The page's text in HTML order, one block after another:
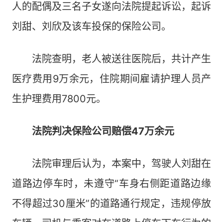
人的配偶及三名子女遂向法院提起诉讼，起诉
刘甜、刘欣及该车投保的保险公司。
法院查明，老人被送往医院后，共计产生
医疗费用9万余元，住院期间雇请护理人员产
生护理费用7800元。
法院判决保险公司赔偿47万余元
法院审理后认为，本案中，驾驶人刘甜在
道路边停车时，未遵守“车身右侧距道路边缘
不得超过30厘米”的道路通行规定，违规停放